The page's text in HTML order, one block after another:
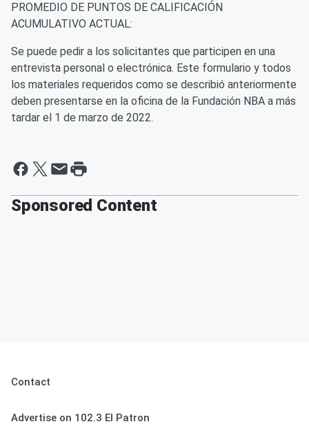
PROMEDIO DE PUNTOS DE CALIFICACIÓN
ACUMULATIVO ACTUAL:
Se puede pedir a los solicitantes que participen en una
entrevista personal o electrónica. Este formulario y todos
los materiales requeridos como se describió anteriormente
deben presentarse en la oficina de la Fundación NBA a más
tardar el 1 de marzo de 2022.
Sponsored Content
Contact
Advertise on 102.3 El Patron